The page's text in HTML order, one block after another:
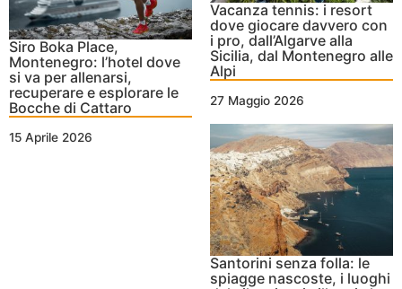
Siro Boka Place,
Montenegro: l’hotel dove
si va per allenarsi,
recuperare e esplorare le
Bocche di Cattaro
15 Aprile 2026
Vacanza tennis: i resort
dove giocare davvero con
i pro, dall’Algarve alla
Sicilia, dal Montenegro alle
Alpi
27 Maggio 2026
Santorini senza folla: le
spiagge nascoste, i luoghi